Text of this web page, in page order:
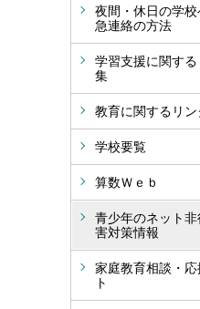
夜間・休日の学校
急連絡の方法
学習支援に関する
集
教育に関するリン
学校要覧
算数Ｗｅｂ
青少年のネット非
害対策情報
家庭教育相談・応
ト